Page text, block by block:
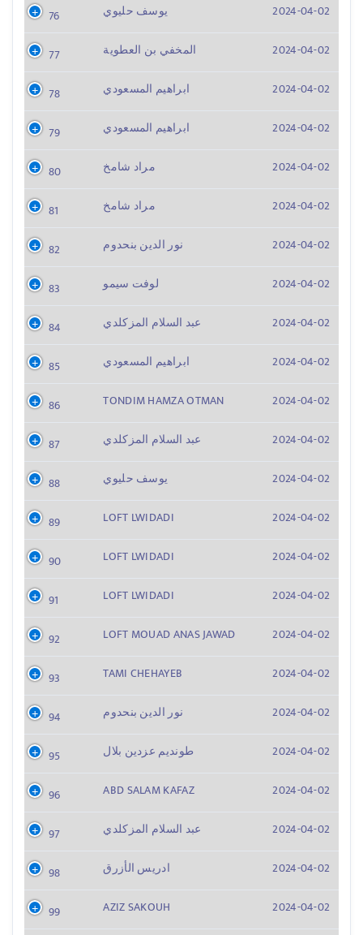
76 يوسف حليوي 2024-04-02
77 المخفي بن العطوية 2024-04-02
78 ابراهيم المسعودي 2024-04-02
79 ابراهيم المسعودي 2024-04-02
80 مراد شامخ 2024-04-02
81 مراد شامخ 2024-04-02
82 نور الدين بنحدوم 2024-04-02
83 لوفت سيمو 2024-04-02
84 عبد السلام المزكلدي 2024-04-02
85 ابراهيم المسعودي 2024-04-02
86 TONDIM HAMZA OTMAN 2024-04-02
87 عبد السلام المزكلدي 2024-04-02
88 يوسف حليوي 2024-04-02
89 LOFT LWIDADI 2024-04-02
90 LOFT LWIDADI 2024-04-02
91 LOFT LWIDADI 2024-04-02
92 LOFT MOUAD ANAS JAWAD 2024-04-02
93 TAMI CHEHAYEB 2024-04-02
94 نور الدين بنحدوم 2024-04-02
95 طونديم عزدين بلال 2024-04-02
96 ABD SALAM KAFAZ 2024-04-02
97 عبد السلام المزكلدي 2024-04-02
98 ادريس الأزرق 2024-04-02
99 AZIZ SAKOUH 2024-04-02